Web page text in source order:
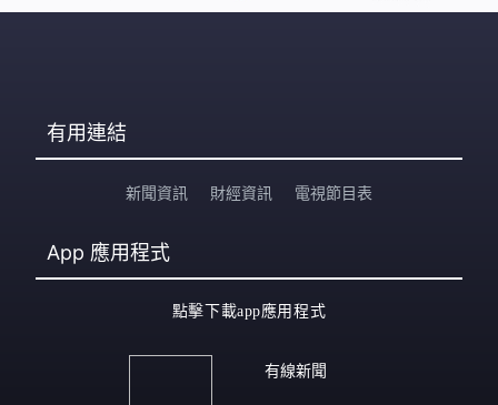
有用連結
新聞資訊 財經資訊 電視節目表
App 應用程式
點擊下載app應用程式
有線新聞